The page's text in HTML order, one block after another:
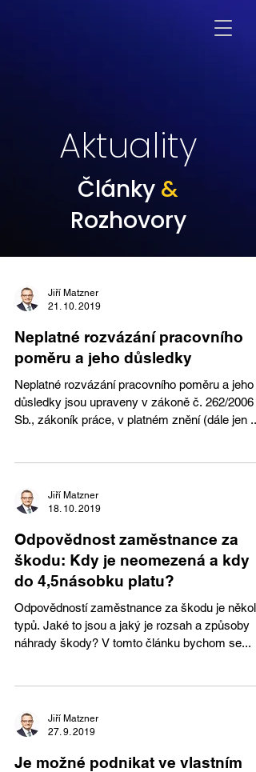
Aktuality
Články &
Rozhovory
Jiří Matzner
21. 10. 2019
Neplatné rozvázání pracovního
poměru a jeho důsledky
Neplatné rozvázání pracovního poměru a jeho
důsledky jsou upraveny v zákoně č. 262/2006
Sb., zákoník práce, v platném znění (dále jen ...
Jiří Matzner
18. 10. 2019
Odpovědnost zaměstnance za
škodu: Kdy je neomezená a kdy
do 4,5násobku platu?
Odpovědností zaměstnance za škodu je
typů. Jaké to jsou a jaký je rozsah a způsoby
náhrady škody? V tomto článku bychom se...
Jiří Matzner
27. 9. 2019
Je možné podnikat ve vlastním